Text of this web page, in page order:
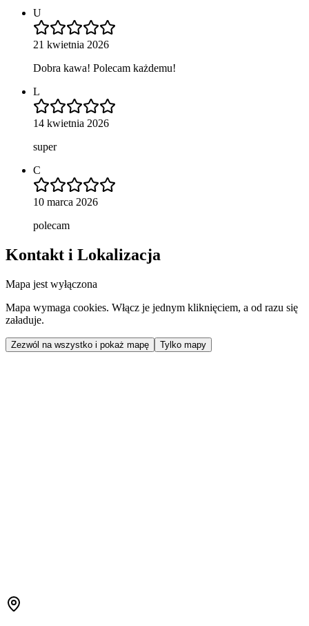
U
21 kwietnia 2026
Dobra kawa! Polecam każdemu!
L
14 kwietnia 2026
super
C
10 marca 2026
polecam
Kontakt i Lokalizacja
Mapa jest wyłączona
Mapa wymaga cookies. Włącz je jednym kliknięciem, a od razu się
załaduje.
Zezwól na wszystko i pokaż mapę Tylko mapy